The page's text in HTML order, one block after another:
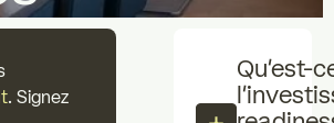
Actualités
. Signez
Qu’est-